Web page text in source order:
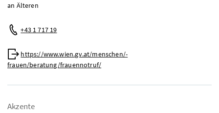
an Älteren
Telefon:
+43 1 717 19
Web:
https://www.wien.gv.at/menschen/-
frauen/beratung/frauennotruf/
Akzente